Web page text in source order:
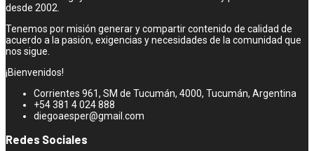
desde 2002.
Tenemos por misión generar y compartir contenido de calidad de
acuerdo a la pasión, exigencias y necesidades de la comunidad que
nos sigue.
¡Bienvenidos!
Corrientes 961, SM de Tucumán, 4000, Tucumán, Argentina
+54 381 4 024 888
diegoaesper@gmail.com
Redes Sociales